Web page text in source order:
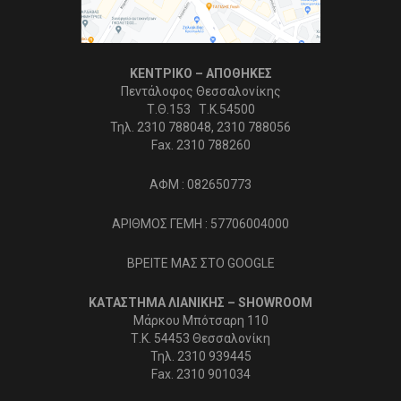
ΚΕΝΤΡΙΚΟ – ΑΠΟΘΗΚΕΣ
Πεντάλοφος Θεσσαλονίκης
Τ.Θ.153 Τ.Κ.54500
Τηλ. 2310 788048, 2310 788056
Fax. 2310 788260
ΑΦΜ : 082650773
ΑΡΙΘΜΟΣ ΓΕΜΗ : 57706004000
ΒΡΕΙΤΕ ΜΑΣ ΣΤΟ GOOGLE
ΚΑΤΑΣΤΗΜΑ ΛΙΑΝΙΚΗΣ – SHOWROOM
Μάρκου Μπότσαρη 110
Τ.Κ. 54453 Θεσσαλονίκη
Τηλ. 2310 939445
Fax. 2310 901034